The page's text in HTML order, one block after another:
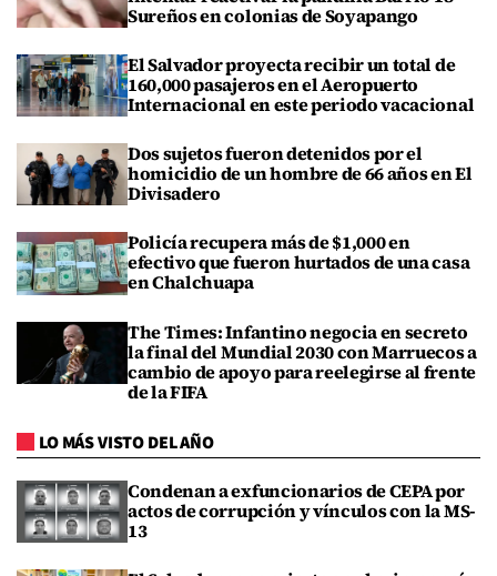
Sureños en colonias de Soyapango
El Salvador proyecta recibir un total de
160,000 pasajeros en el Aeropuerto
Internacional en este periodo vacacional
Dos sujetos fueron detenidos por el
homicidio de un hombre de 66 años en El
Divisadero
Policía recupera más de $1,000 en
efectivo que fueron hurtados de una casa
en Chalchuapa
The Times: Infantino negocia en secreto
la final del Mundial 2030 con Marruecos a
cambio de apoyo para reelegirse al frente
de la FIFA
LO MÁS VISTO DEL AÑO
Condenan a exfuncionarios de CEPA por
actos de corrupción y vínculos con la MS-
13